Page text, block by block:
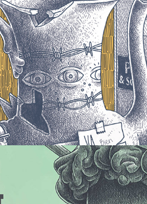
Buste Désolation